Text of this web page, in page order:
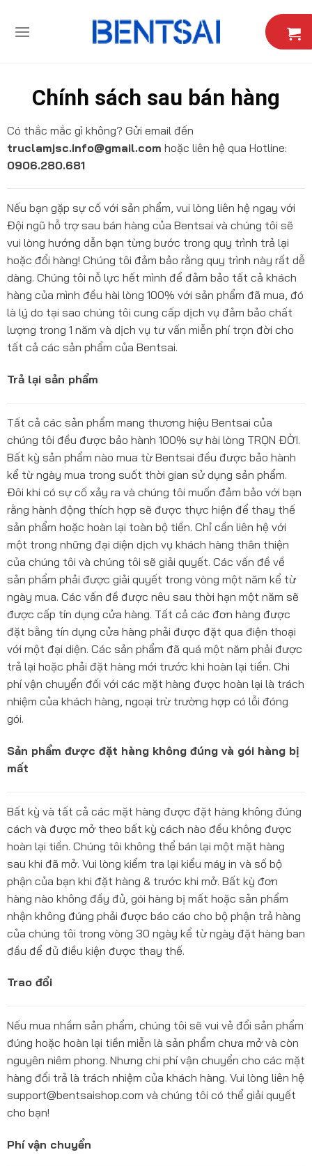
Chính sách sau bán hàng
Có thắc mắc gì không? Gửi email đến
truclamjsc.info@gmail.com hoặc liên hệ qua Hotline:
0906.280.681
Nếu bạn gặp sự cố với sản phẩm, vui lòng liên hệ ngay với
Đội ngũ hỗ trợ sau bán hàng của Bentsai và chúng tôi sẽ
vui lòng hướng dẫn bạn từng bước trong quy trình trả lại
hoặc đổi hàng! Chúng tôi đảm bảo rằng quy trình này rất dễ
dàng. Chúng tôi nỗ lực hết mình để đảm bảo tất cả khách
hàng của mình đều hài lòng 100% với sản phẩm đã mua, đó
là lý do tại sao chúng tôi cung cấp dịch vụ đảm bảo chất
lượng trong 1 năm và dịch vụ tư vấn miễn phí trọn đời cho
tất cả các sản phẩm của Bentsai.
Trả lại sản phẩm
Tất cả các sản phẩm mang thương hiệu Bentsai của
chúng tôi đều được bảo hành 100% sự hài lòng TRỌN ĐỜI.
Bất kỳ sản phẩm nào mua từ Bentsai đều được bảo hành
kể từ ngày mua trong suốt thời gian sử dụng sản phẩm.
Đôi khi có sự cố xảy ra và chúng tôi muốn đảm bảo với bạn
rằng hành động thích hợp sẽ được thực hiện để thay thế
sản phẩm hoặc hoàn lại toàn bộ tiền. Chỉ cần liên hệ với
một trong những đại diện dịch vụ khách hàng thân thiện
của chúng tôi và chúng tôi sẽ giải quyết. Các vấn đề về
sản phẩm phải được giải quyết trong vòng một năm kể từ
ngày mua. Các vấn đề được nêu sau thời hạn một năm sẽ
được cấp tín dụng cửa hàng. Tất cả các đơn hàng được
đặt bằng tín dụng cửa hàng phải được đặt qua điện thoại
với một đại diện. Các sản phẩm đã quá một năm phải được
trả lại hoặc phải đặt hàng mới trước khi hoàn lại tiền. Chi
phí vận chuyển đối với các mặt hàng được hoàn lại là trách
nhiệm của khách hàng, ngoại trừ trường hợp có lỗi đóng
gói.
Sản phẩm được đặt hàng không đúng và gói hàng bị
mất
Bất kỳ và tất cả các mặt hàng được đặt hàng không đúng
cách và được mở theo bất kỳ cách nào đều không được
hoàn lại tiền. Chúng tôi không thể bán lại một mặt hàng
sau khi đã mở. Vui lòng kiểm tra lại kiểu máy in và số bộ
phận của bạn khi đặt hàng & trước khi mở. Bất kỳ đơn
hàng nào không đầy đủ, gói hàng bị mất hoặc sản phẩm
nhận không đúng phải được báo cáo cho bộ phận trả hàng
của chúng tôi trong vòng 30 ngày kể từ ngày đặt hàng ban
đầu để đủ điều kiện được thay thế.
Trao đổi
Nếu mua nhầm sản phẩm, chúng tôi sẽ vui vẻ đổi sản phẩm
đúng hoặc hoàn lại tiền miễn là sản phẩm chưa mở và còn
nguyên niêm phong. Nhưng chi phí vận chuyển cho các mặt
hàng đổi trả là trách nhiệm của khách hàng. Vui lòng liên hệ
support@bentsaishop.com và chúng tôi có thể giải quyết
cho bạn!
Phí vận chuyển